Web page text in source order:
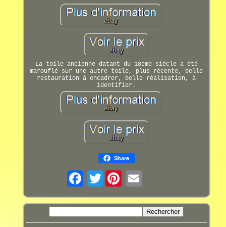
La toile ancienne datant du 18eme siècle a été
marouflé sur une autre toile, plus récente, belle
restauration à encadrer, belle réalisation, à
identifier.
Share
Twitter